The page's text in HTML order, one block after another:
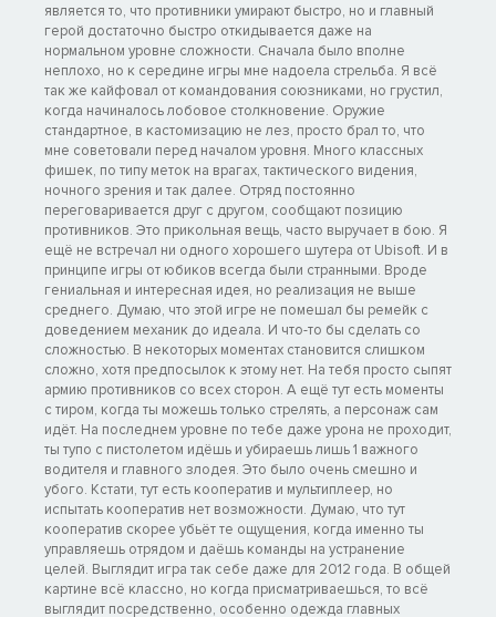
является то, что противники умирают быстро, но и главный
герой достаточно быстро откидывается даже на
нормальном уровне сложности. Сначала было вполне
неплохо, но к середине игры мне надоела стрельба. Я всё
так же кайфовал от командования союзниками, но грустил,
когда начиналось лобовое столкновение. Оружие
стандартное, в кастомизацию не лез, просто брал то, что
мне советовали перед началом уровня. Много классных
фишек, по типу меток на врагах, тактического видения,
ночного зрения и так далее. Отряд постоянно
переговаривается друг с другом, сообщают позицию
противников. Это прикольная вещь, часто выручает в бою. Я
ещё не встречал ни одного хорошего шутера от Ubisoft. И в
принципе игры от юбиков всегда были странными. Вроде
гениальная и интересная идея, но реализация не выше
среднего. Думаю, что этой игре не помешал бы ремейк с
доведением механик до идеала. И что-то бы сделать со
сложностью. В некоторых моментах становится слишком
сложно, хотя предпосылок к этому нет. На тебя просто сыпят
армию противников со всех сторон. А ещё тут есть моменты
с тиром, когда ты можешь только стрелять, а персонаж сам
идёт. На последнем уровне по тебе даже урона не проходит,
ты тупо с пистолетом идёшь и убираешь лишь 1 важного
водителя и главного злодея. Это было очень смешно и
убого. Кстати, тут есть кооператив и мультиплеер, но
испытать кооператив нет возможности. Думаю, что тут
кооператив скорее убьёт те ощущения, когда именно ты
управляешь отрядом и даёшь команды на устранение
целей. Выглядит игра так себе даже для 2012 года. В общей
картине всё классно, но когда присматриваешься, то всё
выглядит посредственно, особенно одежда главных